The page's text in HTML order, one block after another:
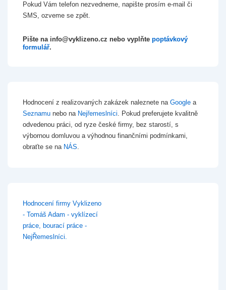
Pokud Vám telefon nezvedneme, napište prosím e-mail či
SMS, ozveme se zpět.
Pište na info@vyklizeno.cz nebo vyplňte poptávkový
formulář.
Hodnocení z realizovaných zakázek naleznete na Google a
Seznamu nebo na Nejřemeslníci. Pokud preferujete kvalitně
odvedenou práci, od ryze české firmy, bez starostí, s
výbornou domluvou a výhodnou finančními podmínkami,
obraťte se na NÁS.
Hodnocení firmy Vyklizeno
- Tomáš Adam - vyklízecí
práce, bourací práce -
NejŘemeslníci.